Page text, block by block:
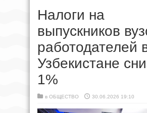
Налоги на
выпускников
работодателей
Узбекистане
1%
в ОБЩЕСТВО 30.06.2026 19:10